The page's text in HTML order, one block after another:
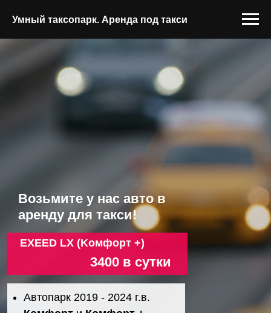
Умный таксопарк. Аренда под такси
Автопарк 2019 - 2024 г.в.
EXEED LX (Kомфорт +)
Возьмите у нас авто в
аренду для такси!
3400 в сутки